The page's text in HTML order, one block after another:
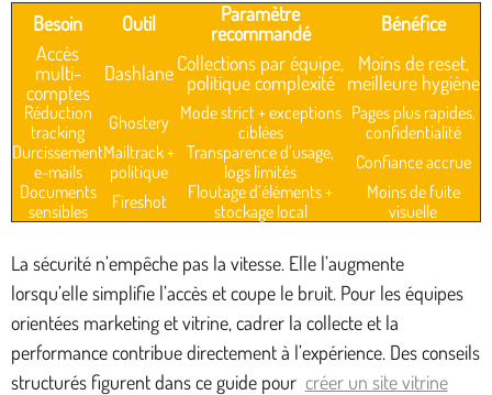
Besoin Outil
Paramètre
recommandé
Bénéfice
Accès
multi-
comptes
DashlaneCollections par équipe,
politique complexité
Moins de reset,
meilleure hygiène
Réduction
tracking
Ghostery Mode strict + exceptions
ciblées
Pages plus rapides,
confidentialité
Durcissement
e-mails
Mailtrack +
politique
Transparence d’usage,
logs limités
Confiance accrue
Documents
sensibles
Fireshot
Floutage d’éléments +
stockage local
Moins de fuite
visuelle
La sécurité n’empêche pas la vitesse. Elle l’augmente
lorsqu’elle simplifie l’accès et coupe le bruit. Pour les équipes
orientées marketing et vitrine, cadrer la collecte et la
performance contribue directement à l’expérience. Des conseils
structurés figurent dans ce guide pour créer un site vitrine